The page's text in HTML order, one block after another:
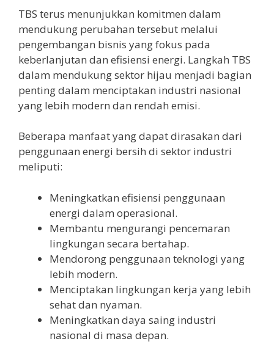
TBS terus menunjukkan komitmen dalam
mendukung perubahan tersebut melalui
pengembangan bisnis yang fokus pada
keberlanjutan dan efisiensi energi. Langkah TBS
dalam mendukung sektor hijau menjadi bagian
penting dalam menciptakan industri nasional
yang lebih modern dan rendah emisi.
Beberapa manfaat yang dapat dirasakan dari
penggunaan energi bersih di sektor industri
meliputi:
Meningkatkan efisiensi penggunaan
energi dalam operasional.
Membantu mengurangi pencemaran
lingkungan secara bertahap.
Mendorong penggunaan teknologi yang
lebih modern.
Menciptakan lingkungan kerja yang lebih
sehat dan nyaman.
Meningkatkan daya saing industri
nasional di masa depan.